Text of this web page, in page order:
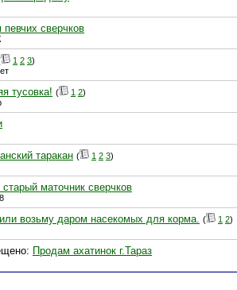
сверчков
1 2 3)
тусовка! ( 1 2)
таракан ( 1 2 3)
маточник сверчков
возьму даром насекомых для корма. ( 1 2)
Продам ахатинок г.Тараз